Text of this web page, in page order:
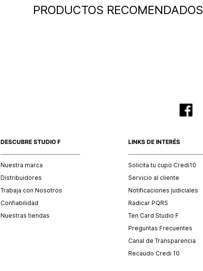
PRODUCTOS RECOMENDADOS
DESCUBRE STUDIO F
Nuestra marca
Distribuidores
Trabaja con Nosotros
Confiabilidad
Nuestras tiendas
LINKS DE INTERÉS
Solicita tu cupo Credi10
Servicio al cliente
Notificaciones judiciales
Radicar PQRS
Ten Card Studio F
Preguntas Frecuentes
Canal de Transparencia
Recaudo Credi 10